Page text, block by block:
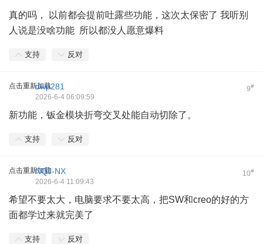
真的吗， 以前都会提前吐露些功能，这次太保密了 我听别
人说是没啥功能 所以都没人愿意爆料
支持 反对
点击重新加载 9#
dwp281
2026-6-4 06:09:59
新功能，钣金模块折弯交叉处能自动切除了。
支持 反对
点击重新加载 10#
NQJ-NX
2026-6-4 11:09:43
希望不要太大，电脑要求不要太高，把SW和creo的好的方
面都学过来就完美了
支持 反对